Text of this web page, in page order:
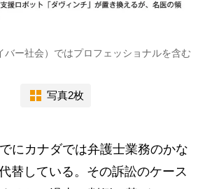
バー社会）ではプロフェッショナルを含む
写真2枚
にカナダでは弁護士業務のかな
替している。その訴訟のケース